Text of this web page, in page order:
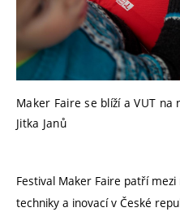
Maker Faire se blíží a VUT
Jitka Janů
Festival Maker Faire patří
techniky a inovací v České